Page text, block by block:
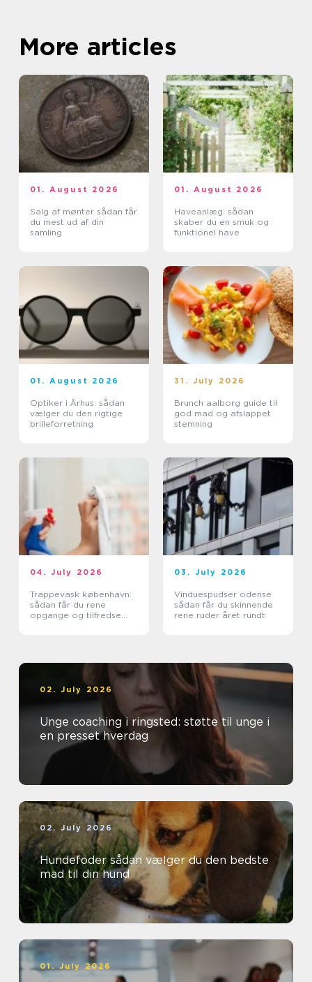
More articles
01. August 2026
Salg af mønter sådan får
du mest ud af din
samling
01. August 2026
Haveanlæg: sådan
skaber du en smuk og
funktionel have
01. August 2026
Optiker i Århus: sådan
vælger du den rigtige
brilleforretning
31. July 2026
Brunch aalborg guide til
god mad og afslappet
stemning
04. July 2026
Trappevask københavn:
sådan får du rene
opgange og tilfredse
03. July 2026
Vinduespudser odense
sådan får du skinnende
rene ruder året rundt
02. July 2026
Unge coaching i ringsted: støtte til unge i
en presset hverdag
02. July 2026
Hundefoder sådan vælger du den bedste
mad til din hund
01. July 2026